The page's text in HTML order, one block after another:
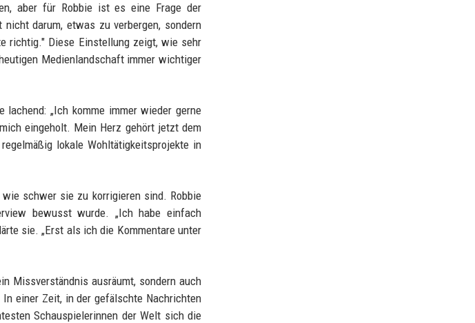
aber für Robbie ist es eine Frage der
darum, etwas zu verbergen, sondern
richtig." Diese Einstellung zeigt, wie sehr
Medienlandschaft immer wichtiger
„Ich komme immer wieder gerne
eingeholt. Mein Herz gehört jetzt dem
lokale Wohltätigkeitsprojekte in
schwer sie zu korrigieren sind. Robbie
bewusst wurde. „Ich habe einfach
sie. „Erst als ich die Kommentare unter
Missverständnis ausräumt, sondern auch
einer Zeit, in der gefälschte Nachrichten
Schauspielerinnen der Welt sich die